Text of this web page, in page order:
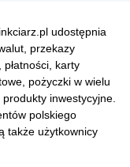
udostępnia
przekazy
płatności, karty
pożyczki w wielu
inwestycyjne.
polskiego
także użytkownicy